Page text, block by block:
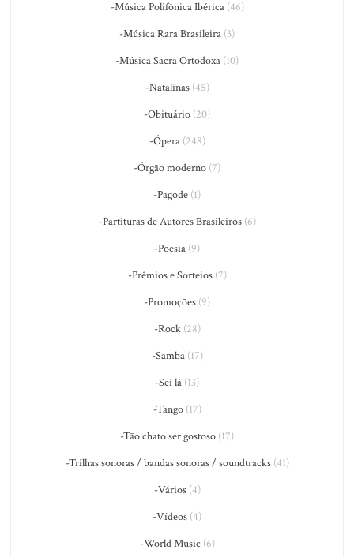
-Música Polifônica Ibérica(46)
-Música Rara Brasileira (3)
-Música Sacra Ortodoxa (10)
-Natalinas(45)
-Obituário (20)
-Ópera(248)
-Órgão moderno (7)
-Pagode (1)
-Partituras de Autores Brasileiros(6)
-Poesia (9)
-Prêmios e Sorteios(7)
-Promoções (9)
-Rock(28)
-Samba(17)
-Sei lá (13)
-Tango(17)
-Tão chato ser gostoso (17)
-Trilhas sonoras / bandas sonoras / soundtracks(41)
-Vários(4)
-Vídeos (4)
-World Music (6)